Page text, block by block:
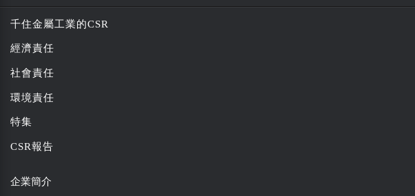
千住金屬工業的CSR
經濟責任
社會責任
環境責任
特集
CSR報告
企業簡介